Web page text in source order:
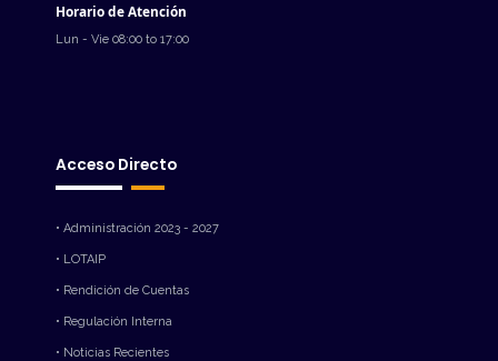
Horario de Atención
Lun - Vie 08:00 to 17:00
Acceso Directo
• Administración 2023 - 2027
• LOTAIP
• Rendición de Cuentas
• Regulación Interna
• Noticias Recientes